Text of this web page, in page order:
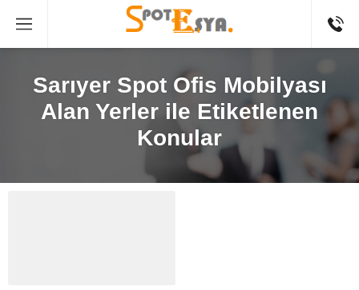
Sarıyer Spot Ofis Mobilyası
Alan Yerler ile Etiketlenen
Konular